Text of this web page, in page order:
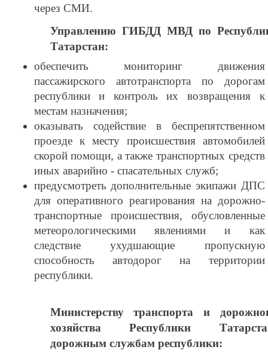
через СМИ.
Управлению ГИБДД МВД по
Татарстан:
обеспечить мониторинг движения
пассажирского автотранспорта по дорогам
республики и контроль их возвращения к
местам назначения;
оказывать содействие в беспрепятственном
проезде к месту происшествия автомобилей
скорой помощи, а также транспортных средств
иных аварийно - спасательных служб;
предусмотреть дополнительные экипажи ДПС
для оперативного реагирования на дорожно-
транспортные происшествия, обусловленные
метеорологическими явлениями и как
следствие ухудшающие пропускную
способность автодорог на территории
республики.
Министерству транспорта и
хозяйства Республики
дорожным службам республики: